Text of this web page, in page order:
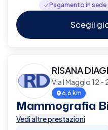
Pagamento in sede
Scegli
RISANA
Via I Maggio 12
6.6 km
Mammografia
Vedi altre prestazioni